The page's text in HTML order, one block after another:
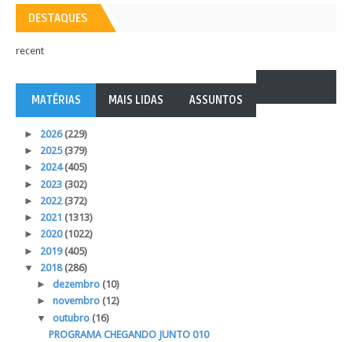
DESTAQUES
recent
MATÉRIAS MAIS LIDAS ASSUNTOS
► 2026(229)
► 2025(379)
► 2024(405)
► 2023 (302)
► 2022(372)
► 2021 (1313)
► 2020(1022)
► 2019(405)
▼ 2018(286)
► dezembro (10)
► novembro (12)
▼ outubro (16)
PROGRAMA CHEGANDO JUNTO 010